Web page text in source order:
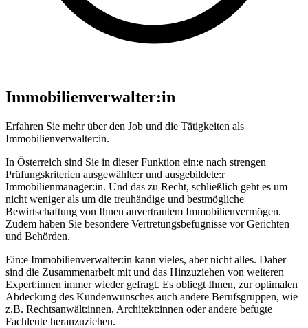
Immobilienverwalter:in
Erfahren Sie mehr über den Job und die Tätigkeiten als
Immobilienverwalter:in.
In Österreich sind Sie in dieser Funktion ein:e nach strengen
Prüfungskriterien ausgewählte:r und ausgebildete:r
Immobilienmanager:in. Und das zu Recht, schließlich geht es um
nicht weniger als um die treuhändige und bestmögliche
Bewirtschaftung von Ihnen anvertrautem Immobilienvermögen.
Zudem haben Sie besondere Vertretungsbefugnisse vor Gerichten
und Behörden.
Ein:e Immobilienverwalter:in kann vieles, aber nicht alles. Daher
sind die Zusammenarbeit mit und das Hinzuziehen von weiteren
Expert:innen immer wieder gefragt. Es obliegt Ihnen, zur optimalen
Abdeckung des Kundenwunsches auch andere Berufsgruppen, wie
z.B. Rechtsanwält:innen, Architekt:innen oder andere befugte
Fachleute heranzuziehen.